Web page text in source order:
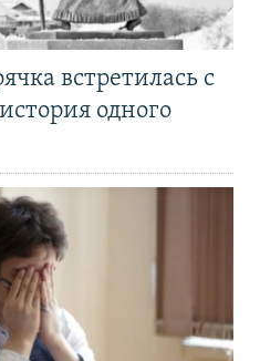
встретилась с
одного